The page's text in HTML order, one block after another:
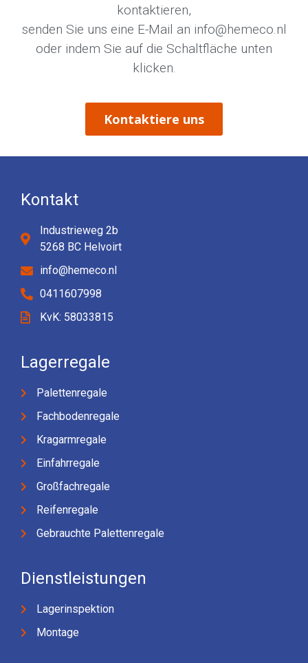
kontaktieren,
senden Sie uns eine E-Mail an info@hemeco.nl
oder indem Sie auf die Schaltfläche unten
klicken.
Kontaktiere uns
Kontakt
Industrieweg 2b
5268 BC Helvoirt
info@hemeco.nl
0411607998
KvK: 58033815
Lagerregale
Palettenregale
Fachbodenregale
Kragarmregale
Einfahrregale
Großfachregale
Reifenregale
Gebrauchte Palettenregale
Dienstleistungen
Lagerinspektion
Montage